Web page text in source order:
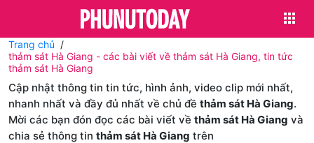
Trang chủ
thảm sát Hà Giang - các bài viết về thảm sát Hà Giang, tin tức
thảm sát Hà Giang
Cập nhật thông tin tin tức, hình ảnh, video clip mới nhất,
nhanh nhất và đầy đủ nhất về chủ đề thảm sát Hà Giang.
Mời các bạn đón đọc các bài viết về thảm sát Hà Giang và
chia sẻ thông tin thảm sát Hà Giang trên